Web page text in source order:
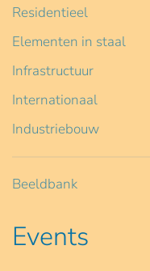
Residentieel
Elementen in staal
Infrastructuur
Internationaal
Industriebouw
Beeldbank
Events